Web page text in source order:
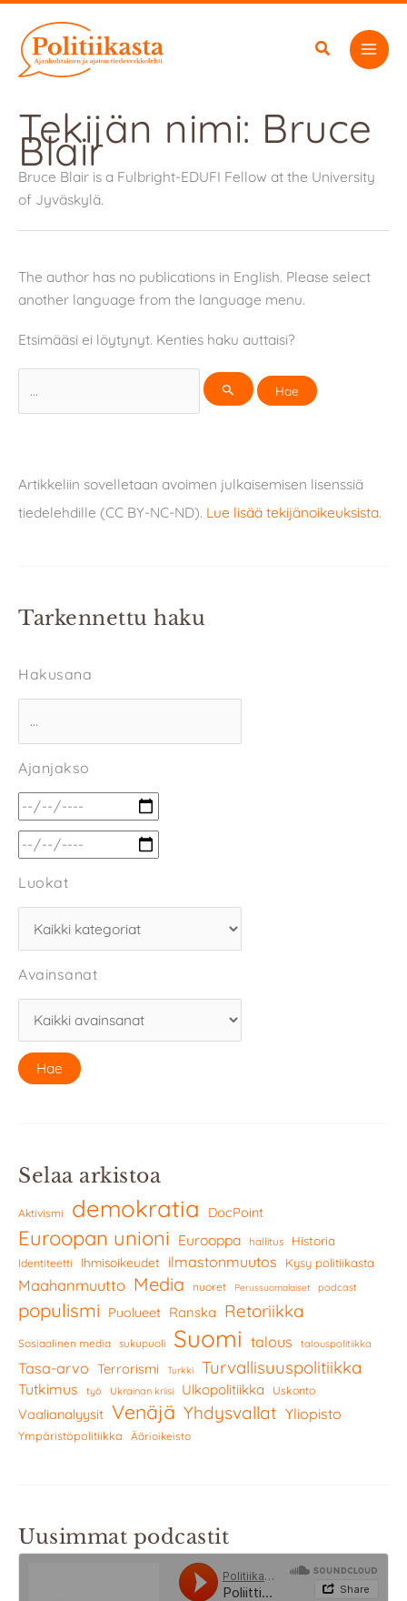
sisältöön
Tekijän nimi: Bruce
Blair
Bruce Blair is a Fulbright-EDUFI Fellow at the University
of Jyväskylä.
The author has no publications in English. Please select
another language from the language menu.
Etsimääsi ei löytynyt. Kenties haku auttaisi?
for:
Artikkeliin sovelletaan avoimen julkaisemisen lisenssiä
tiedelehdille (CC BY-NC-ND). Lue lisää tekijänoikeuksista.
Tarkennettu haku
Hakusana
Ajanjakso
Luokat
Avainsanat
Selaa arkistoa
Aktivismi demokratia DocPoint
Euroopan unioni Eurooppa hallitus Historia
Identiteetti Ihmisoikeudet ilmastonmuutos Kysy politiikasta
Maahanmuutto Media nuoret Perussuomalaiset podcast
populismi Puolueet Ranska Retoriikka
Sosiaalinen media sukupuoli Suomi talous talouspolitiikka
Tasa-arvo Terrorismi Turkki Turvallisuuspolitiikka
Tutkimus työ Ukrainan kriisi Ulkopolitiikka Uskonto
Vaalianalyysit Venäjä Yhdysvallat Yliopisto
Ympäristöpolitiikka Äärioikeisto
Uusimmat podcastit